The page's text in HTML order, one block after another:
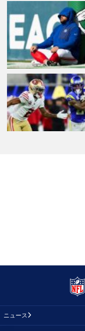
ニュース